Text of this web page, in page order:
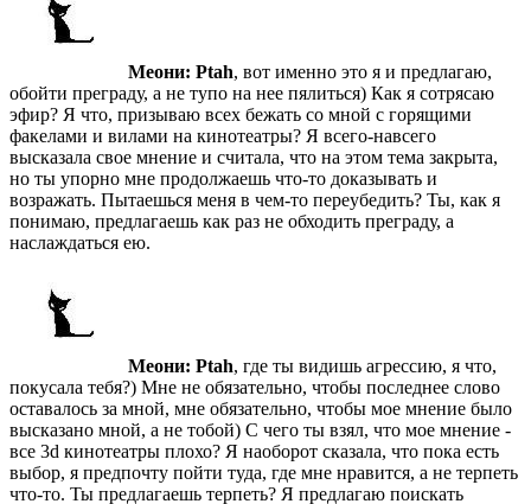
Меони: Ptah, вот именно это я и предлагаю,
обойти преграду, а не тупо на нее пялиться) Как я сотрясаю
эфир? Я что, призываю всех бежать со мной с горящими
факелами и вилами на кинотеатры? Я всего-навсего
высказала свое мнение и считала, что на этом тема закрыта,
но ты упорно мне продолжаешь что-то доказывать и
возражать. Пытаешься меня в чем-то переубедить? Ты, как я
понимаю, предлагаешь как раз не обходить преграду, а
наслаждаться ею.
Меони: Ptah, где ты видишь агрессию, я что,
покусала тебя?) Мне не обязательно, чтобы последнее слово
оставалось за мной, мне обязательно, чтобы мое мнение было
высказано мной, а не тобой) С чего ты взял, что мое мнение -
все 3d кинотеатры плохо? Я наоборот сказала, что пока есть
выбор, я предпочту пойти туда, где мне нравится, а не терпеть
что-то. Ты предлагаешь терпеть? Я предлагаю поискать